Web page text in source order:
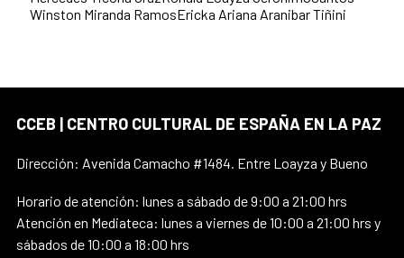
Winston Miranda RamosEricka Ariana Aranibar Tiñini
CCEB | CENTRO CULTURAL DE ESPAÑA EN LA PAZ
Dirección: Avenida Camacho #1484. Entre Loayza y Bueno
Horario de atención: lunes a sábado de 9:00 a 21:00 hrs
Atención en Mediateca: lunes a viernes de 10:00 a 21:00 hrs y
sábados de 10:00 a 18:00 hrs